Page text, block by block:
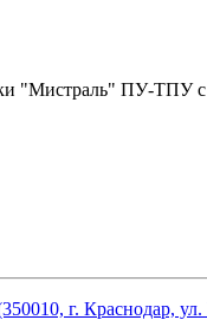
"Мистраль" ПУ-ТПУ
г. Краснодар,